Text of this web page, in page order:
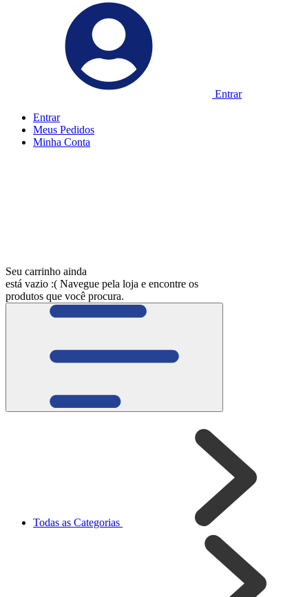
Entrar
Entrar
Meus Pedidos
Minha Conta
Seu carrinho ainda
está vazio :( Navegue pela loja e encontre os
produtos que você procura.
Todas as Categorias